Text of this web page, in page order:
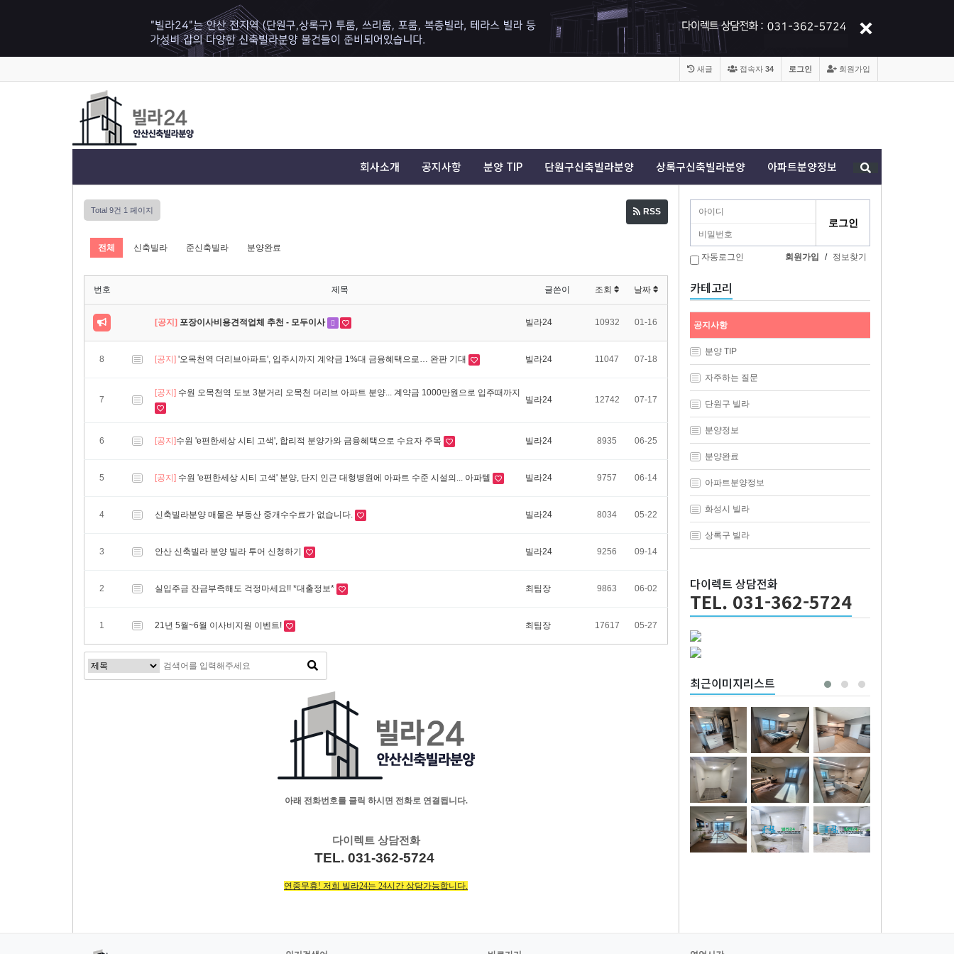
회원가입
로그인
접속자 34
새글
회사소개 공지사항 분양 TIP 단원구신축빌라분양 상록구신축빌라분양 아파트분양정보
Total 9건 1 페이지 RSS
전체 신축빌라 준신축빌라 분양완료
번호 제목 글쓴이 조회 날짜
[공지] 포장이사비용견적업체 추천 - 모두이사 빌라24 10932 01-16
8 [공지] '오목천역 더리브아파트', 입주시까지 계약금 1%대 금융혜택으로… 완판 기대 빌라24 11047 07-18
7
[공지] 수원 오목천역 도보 3분거리 오목천 더리브 아파트 분양... 계약금 1000만원으로 입주때까지
빌라24 12742 07-17
6 [공지]​수원 'e편한세상 시티 고색', 합리적 분양가와 금융혜택으로 수요자 주목 빌라24 8935 06-25
5 [공지] 수원 'e편한세상 시티 고색' 분양, 단지 인근 대형병원에 아파트 수준 시설의... 아파텔 빌라24 9757 06-14
4 신축빌라분양 매물은 부동산 중개수수료가 없습니다. 빌라24 8034 05-22
3 안산 신축빌라 분양 빌라 투어 신청하기 빌라24 9256 09-14
2 실입주금 잔금부족해도 걱정마세요!! *대출정보* 최팀장 9863 06-02
1 21년 5월~6월 이사비지원 이벤트! 최팀장 17617 05-27
아래 전화번호를 클릭 하시면 전화로 연결됩니다.
다이렉트 상담전화
TEL. 031-362-5724
연중무휴! 저희 빌라24는 24시간 상담가능합니다.
자동로그인 회원가입 / 정보찾기
카테고리
공지사항
분양 TIP
자주하는 질문
단원구 빌라
분양정보
분양완료
아파트분양정보
화성시 빌라
상록구 빌라
다이렉트 상담전화
TEL. 031-362-5724
최근이미지리스트